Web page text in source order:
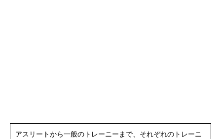
アスリートから一般のトレーニーまで、それぞれのトレーニ